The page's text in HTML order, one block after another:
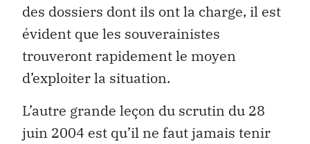
des dossiers dont ils ont la charge, il est
évident que les souverainistes
trouveront rapidement le moyen
d’exploiter la situation.
L’autre grande leçon du scrutin du 28
juin 2004 est qu’il ne faut jamais tenir